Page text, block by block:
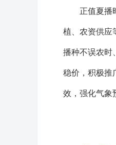
正值夏播
植、农资供应
播种不误农时
稳价，积极推
效，强化气象